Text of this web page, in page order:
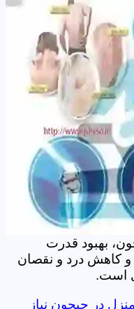
بهبود قدرت
کاهش درد و نقصان
است.
در جیحون نیاز